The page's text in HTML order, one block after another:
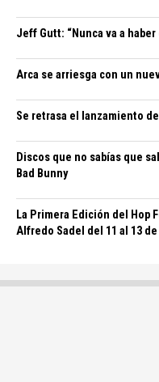
Jeff Gutt: “Nunca va a
Arca se arriesga con un
Se retrasa el lanzamiento
Discos que no sabías que
Bad Bunny
La Primera Edición del Hop
Alfredo Sadel del 11 al 13